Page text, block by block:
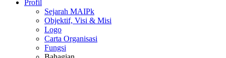
Profil
Sejarah MAIPk
Objektif, Visi & Misi
Logo
Carta Organisasi
Fungsi